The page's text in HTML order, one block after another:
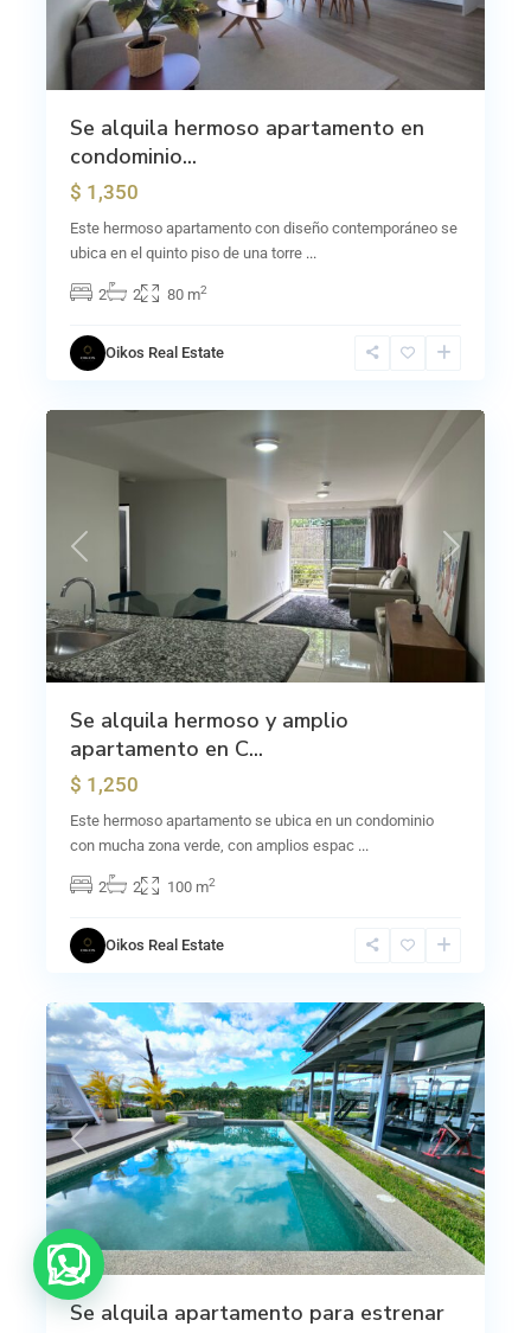
Se alquila hermoso apartamento en
condominio...
$ 1,350
Este hermoso apartamento con diseño contemporáneo se
ubica en el quinto piso de una torre ...
2 2 80 m2
Oikos Real Estate
La
Previous Next
Se alquila hermoso y amplio
apartamento en C...
$ 1,250
Este hermoso apartamento se ubica en un condominio
con mucha zona verde, con amplios espac ...
2 2 100 m2
Oikos Real Estate
Previous Next
Se alquila apartamento para estrenar
¿Necesita Ayuda?